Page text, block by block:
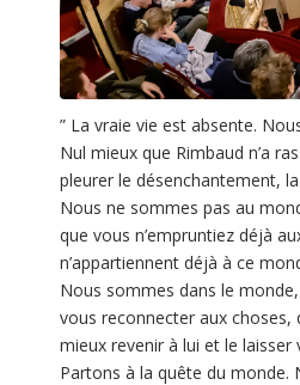
” La vraie vie est absente.
Nul mieux que Rimbaud n’a
pleurer le désenchantement,
Nous ne sommes pas au
que vous n’empruntiez déjà
n’appartiennent déjà à ce
Nous sommes dans le
vous reconnecter aux
mieux revenir à lui et le laisser
Partons à la quête du monde.